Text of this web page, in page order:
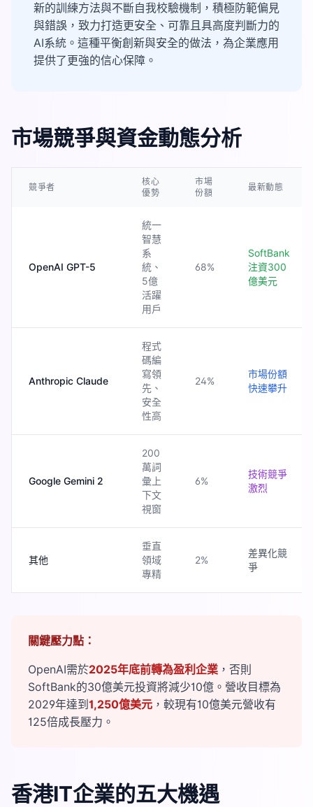
新的訓練方法與不斷自我校驗機制，積極防範偏見
與錯誤，致力打造更安全、可靠且具高度判斷力的
AI系統。這種平衡創新與安全的做法，為企業應用
提供了更強的信心保障。
市場競爭與資金動態分析
競爭者
核心
優勢
市場
份額
最新動態
OpenAI GPT-5
統一
智慧
系
統、
5億
活躍
用戶
68%
SoftBank
注資300
億美元
Anthropic Claude
程式
碼編
寫領
先、
安全
性高
24%
市場份額
快速攀升
Google Gemini 2
200
萬詞
彙上
下文
視窗
6%
技術競爭
激烈
其他
垂直
領域
專精
2%
差異化競
爭
關鍵壓力點：
OpenAI需於2025年底前轉為盈利企業 ，否則
SoftBank的30億美元投資將減少10億。營收目標為
2029年達到 1,250億美元 ，較現有10億美元營收有
125倍成長壓力。
香港IT企業的五大機遇